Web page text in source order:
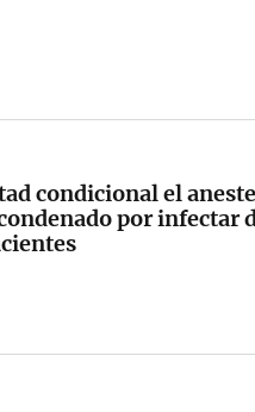
condicional el
por infectar